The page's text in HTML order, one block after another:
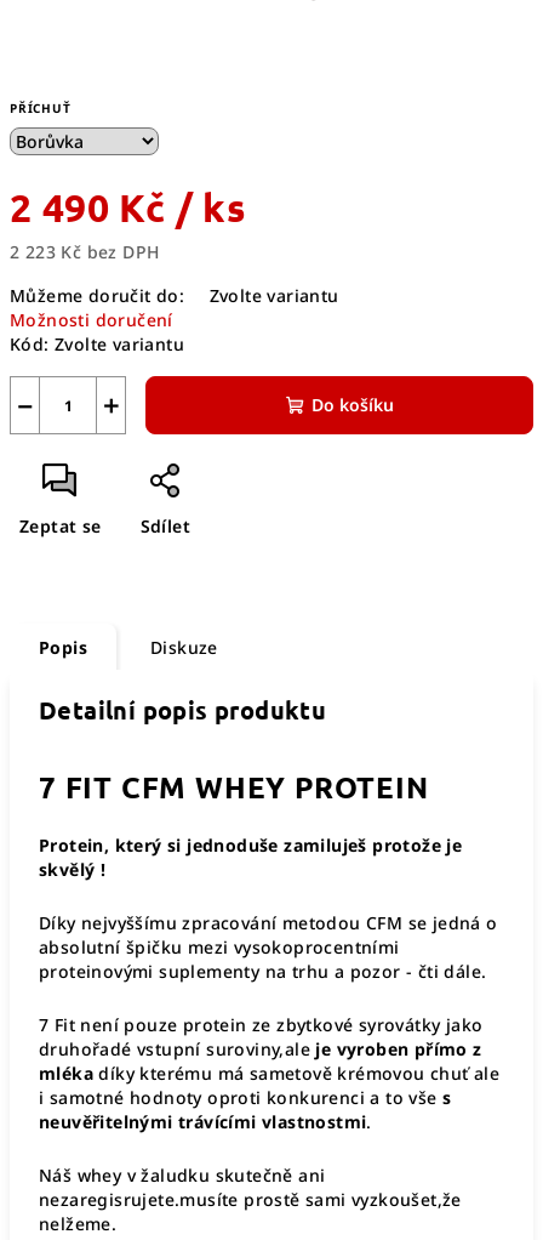
PŘÍCHUŤ
2 490 Kč / ks
2 223 Kč bez DPH
cena:
Můžeme doručit do:
Zvolte variantu
Možnosti doručení
Kód: Zvolte variantu
+
− Do košíku
Zeptat se Sdílet
Popis Diskuze
Detailní popis produktu
7 FIT CFM WHEY PROTEIN
Protein, který si jednoduše zamiluješ protože je
skvělý !
Díky nejvyššímu zpracování metodou CFM se jedná o
absolutní špičku mezi vysokoprocentními
proteinovými suplementy na trhu a pozor - čti dále.
7 Fit není pouze protein ze zbytkové syrovátky jako
druhořadé vstupní suroviny,ale je vyroben přímo z
mléka díky kterému má sametově krémovou chuť ale
i samotné hodnoty oproti konkurenci a to vše s
neuvěřitelnými trávícími vlastnostmi.
Náš whey v žaludku skutečně ani
nezaregisrujete.musíte prostě sami vyzkoušet,že
nelžeme.